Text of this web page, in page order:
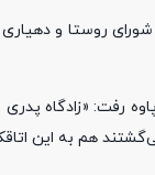
روستا و
رفت: «زادگاه
هم به این